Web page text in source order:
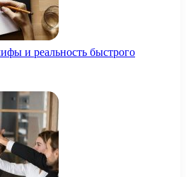
и реальность быстрого